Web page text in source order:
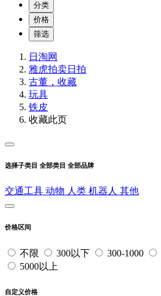
分类
价格
筛选
日淘网
雅虎拍卖日拍
古董，收藏
玩具
铁皮
收藏此页
选择子类目 全部类目 全部品牌
交通工具 动物 人类 机器人 其他
价格区间
不限 300以下 300-1000
5000以上
自定义价格